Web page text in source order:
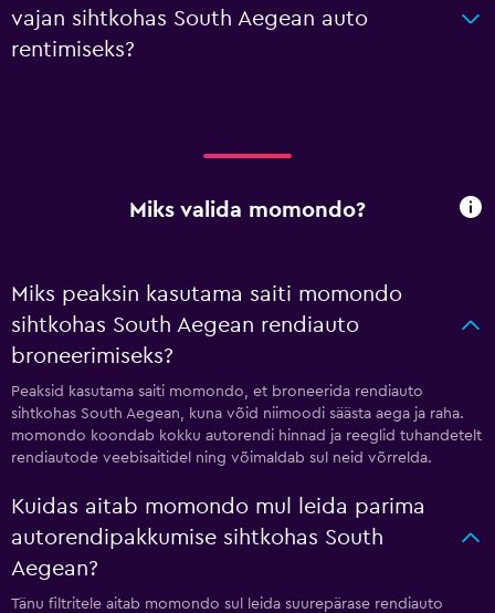
vajan sihtkohas South Aegean auto
rentimiseks?
Miks valida momondo?
Miks peaksin kasutama saiti momondo
sihtkohas South Aegean rendiauto
broneerimiseks?
Peaksid kasutama saiti momondo, et broneerida rendiauto
sihtkohas South Aegean, kuna võid niimoodi säästa aega ja raha.
momondo koondab kokku autorendi hinnad ja reeglid tuhandetelt
rendiautode veebisaitidel ning võimaldab sul neid võrrelda.
Kuidas aitab momondo mul leida parima
autorendipakkumise sihtkohas South
Aegean?
Tänu filtritele aitab momondo sul leida suurepärase rendiauto